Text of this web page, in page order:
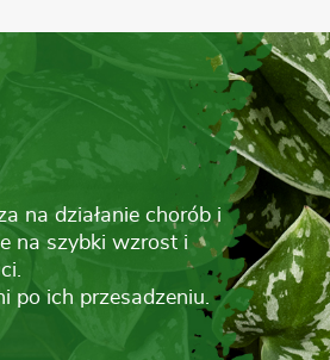
na działanie chorób i
na szybki wzrost i
po ich przesadzeniu.